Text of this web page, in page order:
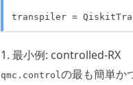
transpiler =
1. 最小例: controlled-RX
qmc.controlの最も簡単か